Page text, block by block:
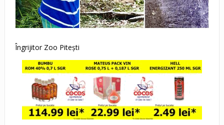
Îngrijitor Zoo Pitești